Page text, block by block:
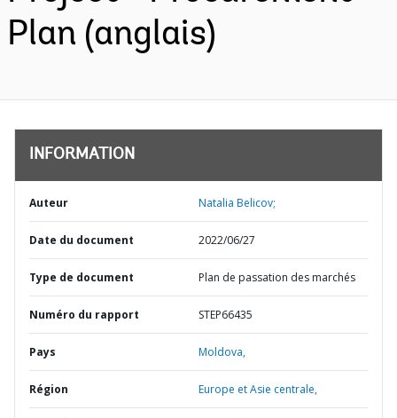
Plan (anglais)
INFORMATION
Auteur Natalia Belicov;
Date du document 2022/06/27
Type de document Plan de passation des marchés
Numéro du rapport STEP66435
Pays Moldova,
Région Europe et Asie centrale,